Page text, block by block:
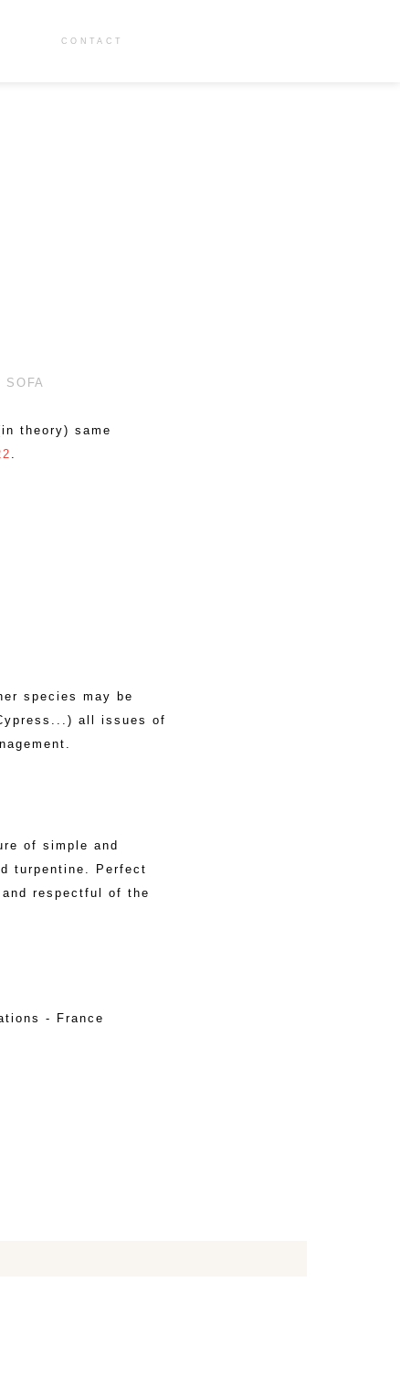
CONTACT
SOFA
theory) same
.
species may be
all issues of
of simple and
turpentine. Perfect
respectful of the
- France